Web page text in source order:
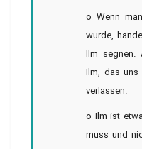
o Wenn
wurde,
Ilm segnen.
Ilm, das uns
verlassen.
o Ilm ist
muss und